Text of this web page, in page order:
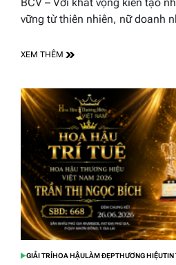
vững từ thiên nhiên, nữ doanh
XEM THÊM
POSTED
GIẢI TRÍHOA HẬULÀM ĐẸPTHƯƠNG HIỆUTIN